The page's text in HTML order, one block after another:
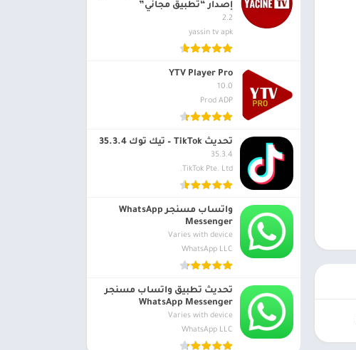
إصدار “تطبيق مجاني”
2.2
yassin tv apk
YTV Player Pro
10.0
Prod ADP
تحديث TikTok – تيك توك 35.3.4
35.3.4
TikTok Pte. Ltd.
واتساب مسنجر WhatsApp
Messenger
Varies with device
WhatsApp LLC
تحديث تطبيق واتساب مسنجر
WhatsApp Messenger
Varies with device
WhatsApp LLC